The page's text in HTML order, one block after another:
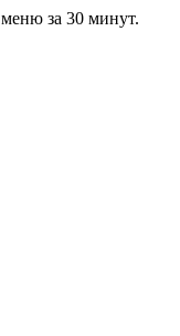
меню за 30 минут.